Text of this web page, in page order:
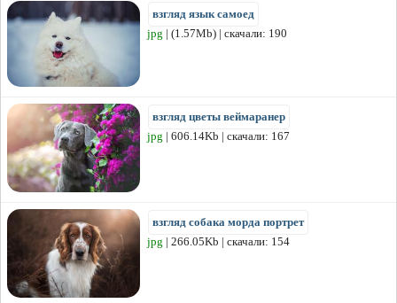
взгляд язык самоед
jpg | (1.57Mb) | скачали: 190
взгляд цветы веймаранер
jpg | 606.14Kb | скачали: 167
взгляд собака морда портрет
jpg | 266.05Kb | скачали: 154